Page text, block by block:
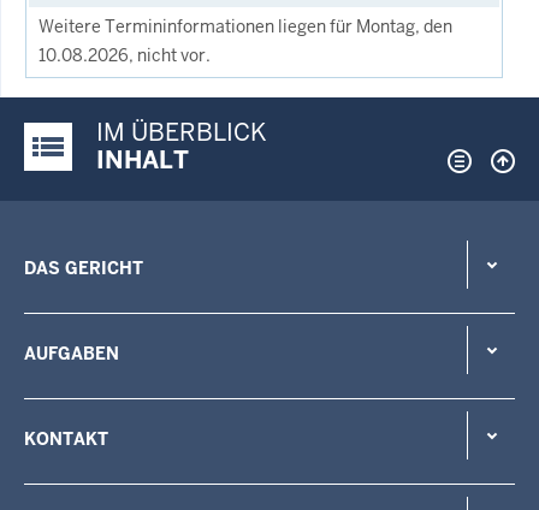
Weitere Termininformationen liegen für Montag, den
10.08.2026, nicht vor.
Justiz-Portal im Überblick:
IM ÜBERBLICK
INHALT
DAS GERICHT
AUFGABEN
KONTAKT